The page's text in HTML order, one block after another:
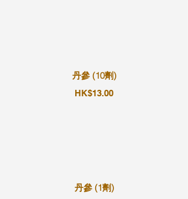
丹參 (10劑)
HK$13.00
丹參 (1劑)